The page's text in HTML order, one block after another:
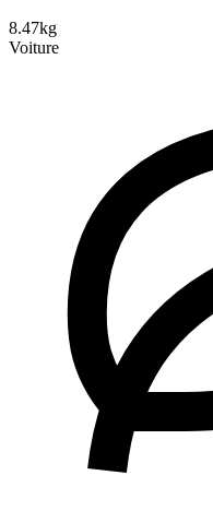
8.47kg
Voiture